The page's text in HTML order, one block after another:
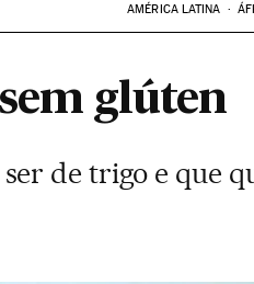
AMÉRICA LATINA
glúten
de trigo e que